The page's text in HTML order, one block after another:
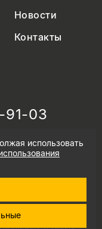
Новости
Контакты
91-03
2026
данных
использовать